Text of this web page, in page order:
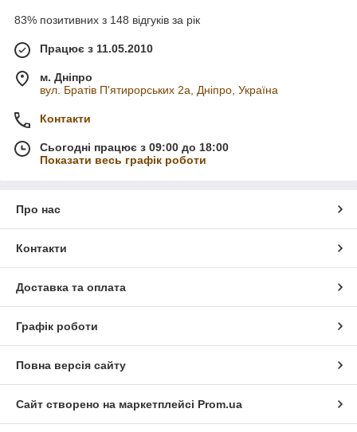
83% позитивних з 148 відгуків за рік
Працює з 11.05.2010
м. Дніпро
вул. Братів П'ятирорських 2а, Дніпро, Україна
Контакти
Сьогодні працює з 09:00 до 18:00
Показати весь графік роботи
Про нас
Контакти
Доставка та оплата
Графік роботи
Повна версія сайту
Сайт створено на маркетплейсі Prom.ua